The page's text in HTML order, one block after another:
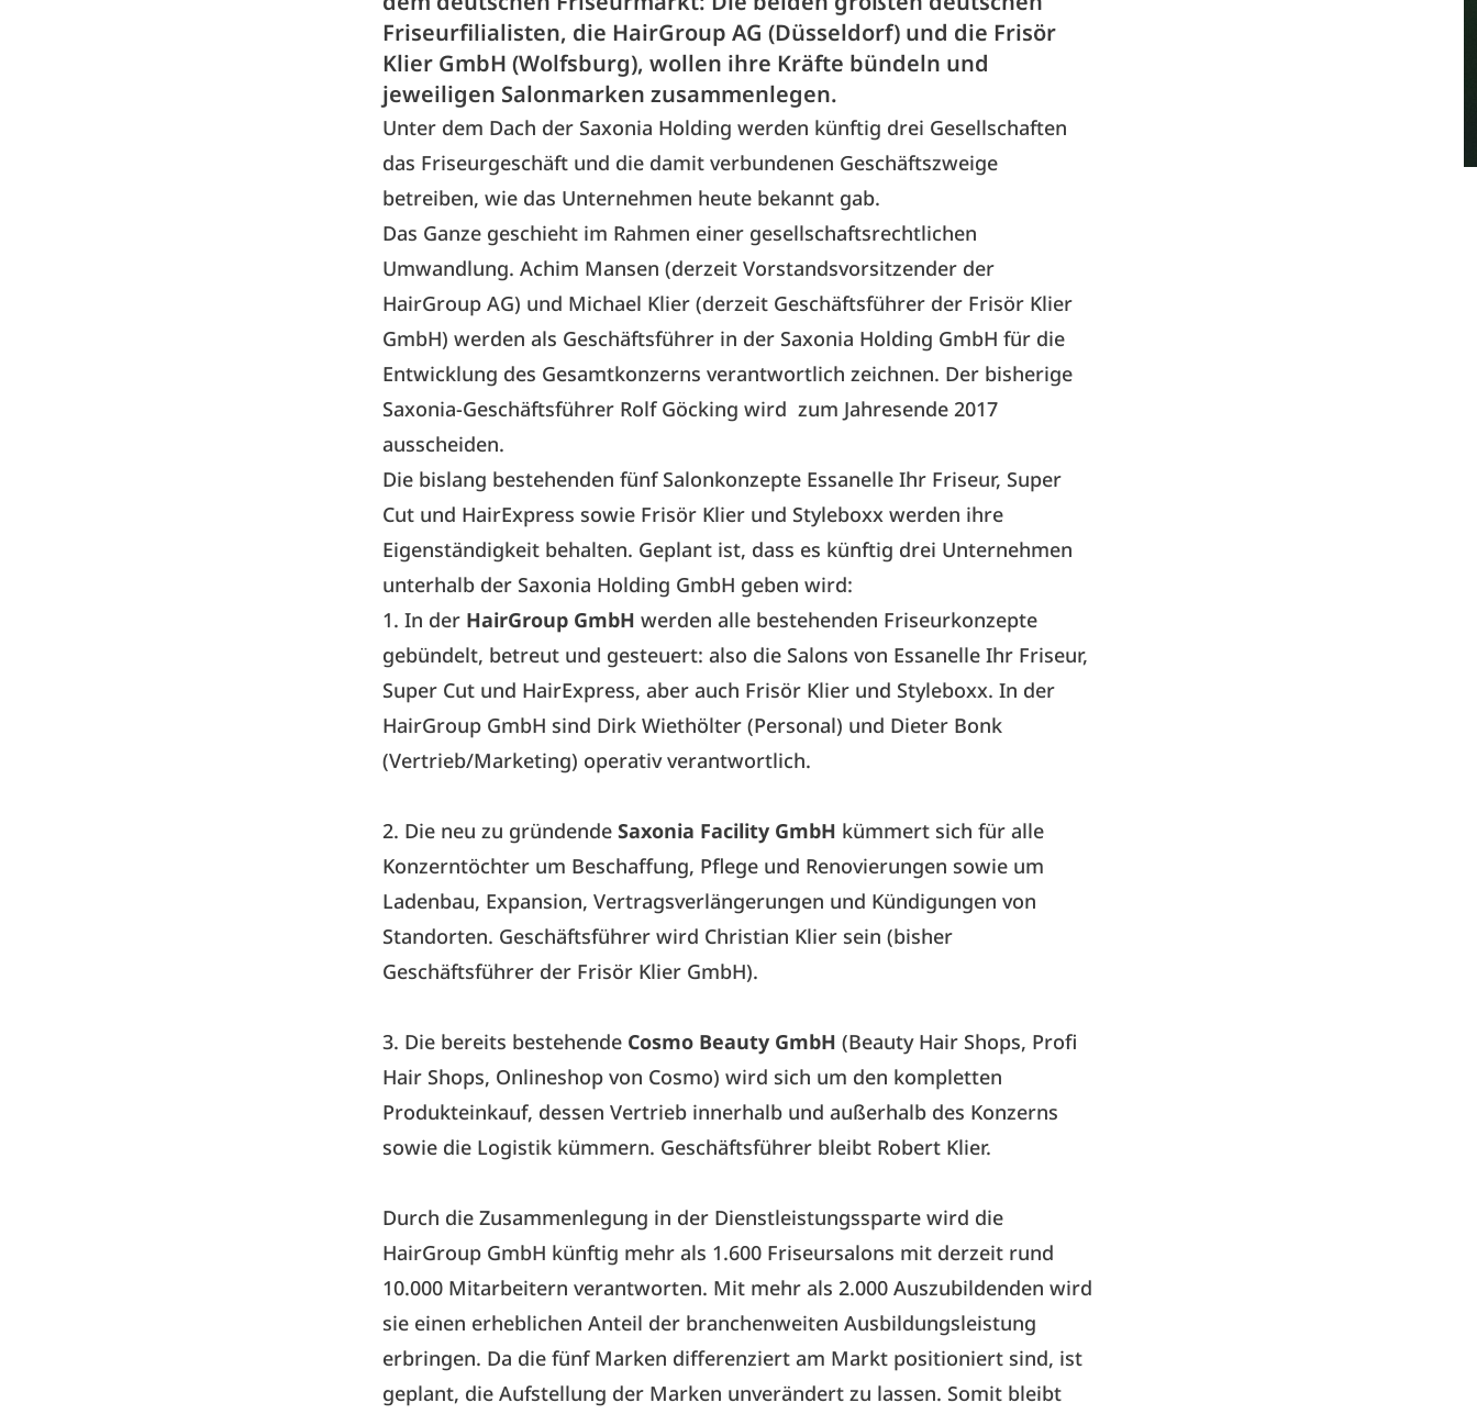
Friseurfilialisten, die HairGroup AG (Düsseldorf) und die Frisör
Klier GmbH (Wolfsburg), wollen ihre Kräfte bündeln und
jeweiligen Salonmarken zusammenlegen.
Unter dem Dach der Saxonia Holding werden künftig drei Gesellschaften
das Friseurgeschäft und die damit verbundenen Geschäftszweige
betreiben, wie das Unternehmen heute bekannt gab.
Das Ganze geschieht im Rahmen einer gesellschaftsrechtlichen
Umwandlung. Achim Mansen (derzeit Vorstandsvorsitzender der
HairGroup AG) und Michael Klier (derzeit Geschäftsführer der Frisör Klier
GmbH) werden als Geschäftsführer in der Saxonia Holding GmbH für die
Entwicklung des Gesamtkonzerns verantwortlich zeichnen. Der bisherige
Saxonia-Geschäftsführer Rolf Göcking wird zum Jahresende 2017
ausscheiden.
Die bislang bestehenden fünf Salonkonzepte Essanelle Ihr Friseur, Super
Cut und HairExpress sowie Frisör Klier und Styleboxx werden ihre
Eigenständigkeit behalten. Geplant ist, dass es künftig drei Unternehmen
unterhalb der Saxonia Holding GmbH geben wird:
1. In der HairGroup GmbH werden alle bestehenden Friseurkonzepte
gebündelt, betreut und gesteuert: also die Salons von Essanelle Ihr Friseur,
Super Cut und HairExpress, aber auch Frisör Klier und Styleboxx. In der
HairGroup GmbH sind Dirk Wiethölter (Personal) und Dieter Bonk
(Vertrieb/Marketing) operativ verantwortlich.
2. Die neu zu gründende Saxonia Facility GmbH kümmert sich für alle
Konzerntöchter um Beschaffung, Pflege und Renovierungen sowie um
Ladenbau, Expansion, Vertragsverlängerungen und Kündigungen von
Standorten. Geschäftsführer wird Christian Klier sein (bisher
Geschäftsführer der Frisör Klier GmbH).
3. Die bereits bestehende Cosmo Beauty GmbH (Beauty Hair Shops, Profi
Hair Shops, Onlineshop von Cosmo) wird sich um den kompletten
Produkteinkauf, dessen Vertrieb innerhalb und außerhalb des Konzerns
sowie die Logistik kümmern. Geschäftsführer bleibt Robert Klier.
Durch die Zusammenlegung in der Dienstleistungssparte wird die
HairGroup GmbH künftig mehr als 1.600 Friseursalons mit derzeit rund
10.000 Mitarbeitern verantworten. Mit mehr als 2.000 Auszubildenden wird
sie einen erheblichen Anteil der branchenweiten Ausbildungsleistung
erbringen. Da die fünf Marken differenziert am Markt positioniert sind, ist
geplant, die Aufstellung der Marken unverändert zu lassen. Somit bleibt